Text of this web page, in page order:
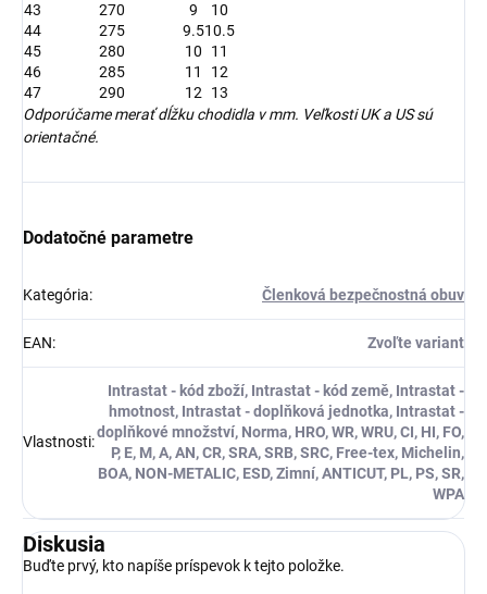
43
270 9
10
44
275 9.510.5
45
280 10
11
46
285 11
12
47
290 12 13
Odporúčame merať dĺžku chodidla v mm. Veľkosti UK a US sú
orientačné.
Dodatočné parametre
Kategória: Členková bezpečnostná obuv
EAN: Zvoľte variant
Vlastnosti:
Intrastat - kód zboží, Intrastat - kód země, Intrastat -
hmotnost, Intrastat - doplňková jednotka, Intrastat -
doplňkové množství, Norma, HRO, WR, WRU, CI, HI, FO,
P, E, M, A, AN, CR, SRA, SRB, SRC, Free-tex, Michelin,
BOA, NON-METALIC, ESD, Zimní, ANTICUT, PL, PS, SR,
WPA
Diskusia
Buďte prvý, kto napíše príspevok k tejto položke.